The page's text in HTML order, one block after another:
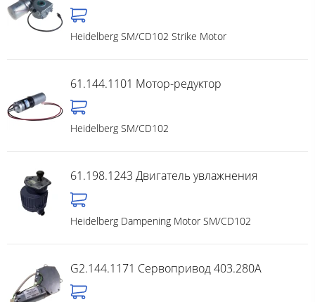
Heidelberg SM/CD102 Strike Motor
61.144.1101 Мотор-редуктор
Heidelberg SM/CD102
61.198.1243 Двигатель увлажнения
Heidelberg Dampening Motor SM/CD102
G2.144.1171 Cервопривод 403.280A